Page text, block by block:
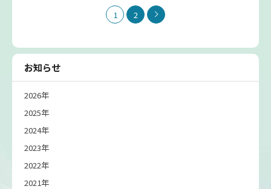
1 2
お知らせ
2026年
2025年
2024年
2023年
2022年
2021年